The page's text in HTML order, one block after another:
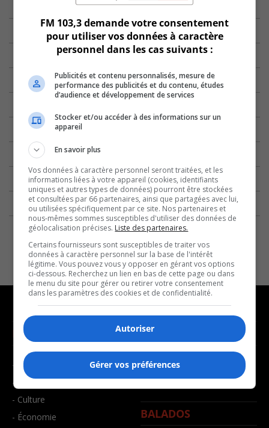
NOUVELLES
- Affaires municipales
- Communauté / Social
- Culture
- Économie
MUSIQUE
- Décompte franco
- Joué récemment
BALADOS
FM 103,3 demande votre consentement
pour utiliser vos données à caractère
personnel dans les cas suivants :
Publicités et contenu personnalisés, mesure de
performance des publicités et du contenu, études
d’audience et développement de services
Stocker et/ou accéder à des informations sur un
appareil
En savoir plus
Vos données à caractère personnel seront traitées, et les
informations liées à votre appareil (cookies, identifiants
uniques et autres types de données) pourront être stockées
et consultées par 66 partenaires, ainsi que partagées avec lui,
ou utilisées spécifiquement par ce site. Nos partenaires et
nous-mêmes sommes susceptibles d'utiliser des données de
géolocalisation précises. Liste des partenaires.
Certains fournisseurs sont susceptibles de traiter vos
données à caractère personnel sur la base de l'intérêt
légitime. Vous pouvez vous y opposer en gérant vos options
ci-dessous. Recherchez un lien en bas de cette page ou dans
le menu du site pour gérer ou retirer votre consentement
dans les paramètres des cookies et de confidentialité.
Autoriser
Gérer vos préférences